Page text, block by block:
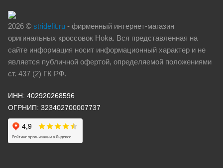
2026 © stridefit.ru - фирменный интернет-магазин
оригинальных кроссовок Hoka. Вся представленная на
сайте информация носит информационный характер и не
является публичной офертой, определяемой положениями
ст. 437 (2) ГК РФ.
ИНН: 402920268596
ОГРНИП: 323402700007737